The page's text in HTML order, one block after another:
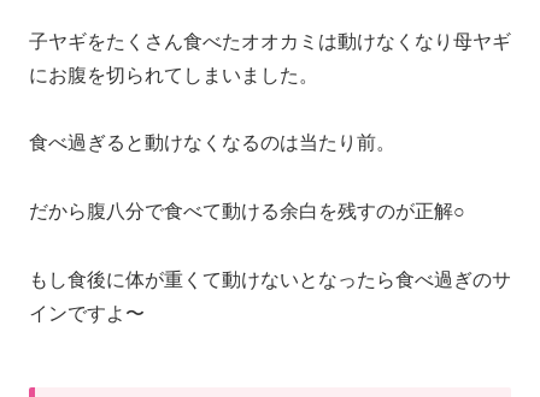
子ヤギをたくさん食べたオオカミは動けなくなり母ヤギ
にお腹を切られてしまいました。
食べ過ぎると動けなくなるのは当たり前。
だから腹八分で食べて動ける余白を残すのが正解○
もし食後に体が重くて動けないとなったら食べ過ぎのサ
インですよ〜